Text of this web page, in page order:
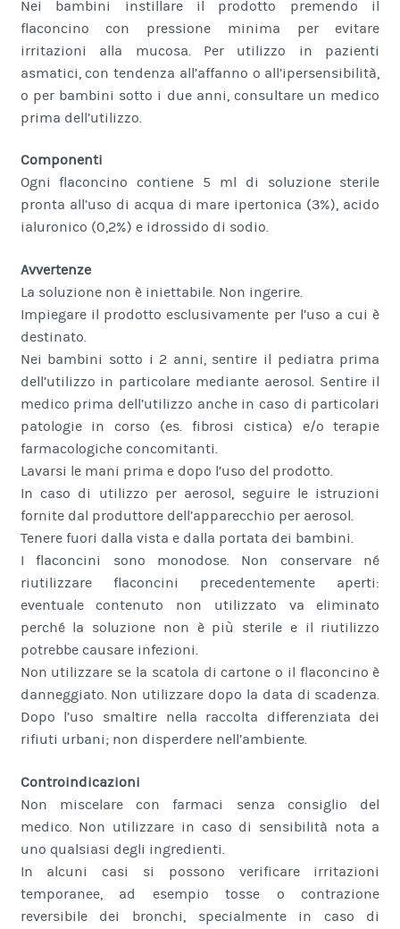
Nei bambini instillare il prodotto premendo il
flaconcino con pressione minima per evitare
irritazioni alla mucosa. Per utilizzo in pazienti
asmatici, con tendenza all’affanno o all’ipersensibilità,
o per bambini sotto i due anni, consultare un medico
prima dell’utilizzo.
Componenti
Ogni flaconcino contiene 5 ml di soluzione sterile
pronta all’uso di acqua di mare ipertonica (3%), acido
ialuronico (0,2%) e idrossido di sodio.
Avvertenze
La soluzione non è iniettabile. Non ingerire.
Impiegare il prodotto esclusivamente per l’uso a cui è
destinato.
Nei bambini sotto i 2 anni, sentire il pediatra prima
dell’utilizzo in particolare mediante aerosol. Sentire il
medico prima dell’utilizzo anche in caso di particolari
patologie in corso (es. fibrosi cistica) e/o terapie
farmacologiche concomitanti.
Lavarsi le mani prima e dopo l’uso del prodotto.
In caso di utilizzo per aerosol, seguire le istruzioni
fornite dal produttore dell’apparecchio per aerosol.
Tenere fuori dalla vista e dalla portata dei bambini.
I flaconcini sono monodose. Non conservare né
riutilizzare flaconcini precedentemente aperti:
eventuale contenuto non utilizzato va eliminato
perché la soluzione non è più sterile e il riutilizzo
potrebbe causare infezioni.
Non utilizzare se la scatola di cartone o il flaconcino è
danneggiato. Non utilizzare dopo la data di scadenza.
Dopo l’uso smaltire nella raccolta differenziata dei
rifiuti urbani; non disperdere nell’ambiente.
Controindicazioni
Non miscelare con farmaci senza consiglio del
medico. Non utilizzare in caso di sensibilità nota a
uno qualsiasi degli ingredienti.
In alcuni casi si possono verificare irritazioni
temporanee, ad esempio tosse o contrazione
reversibile dei bronchi, specialmente in caso di